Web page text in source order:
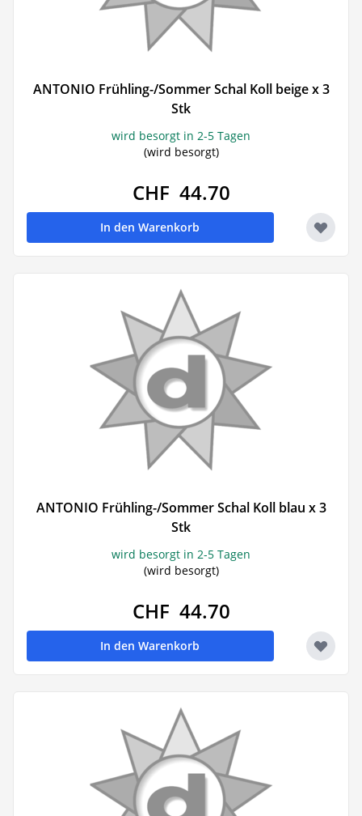
ANTONIO Frühling-/Sommer Schal Koll beige x 3
Stk
wird besorgt in 2-5 Tagen
(wird besorgt)
CHF 44.70
In den Warenkorb
ANTONIO Frühling-/Sommer Schal Koll blau x 3
Stk
wird besorgt in 2-5 Tagen
(wird besorgt)
CHF 44.70
In den Warenkorb